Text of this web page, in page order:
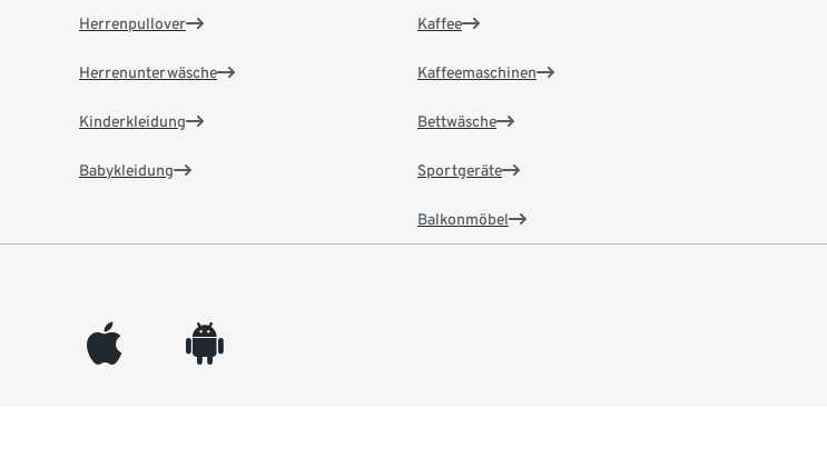
Herrenpullover
Herrenunterwäsche
Kinderkleidung
Babykleidung
Kaffee
Kaffeemaschinen
Bettwäsche
Sportgeräte
Balkonmöbel
appleinc android